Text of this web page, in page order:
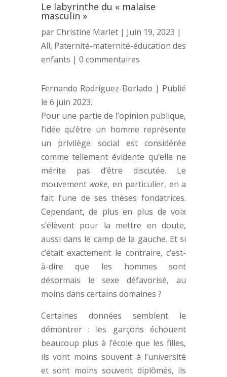
Le labyrinthe du « malaise
masculin »
parChristine Marlet| Juin 19, 2023 |
All, Paternité-maternité-éducation des
enfants | 0 commentaires
Fernando Rodríguez-Borlado | Publié
le 6 juin 2023.
Pour une partie de l’opinion publique,
l’idée qu’être un homme représente
un privilège social est considérée
comme tellement évidente qu’elle ne
mérite pas d’être discutée. Le
mouvement woke, en particulier, en a
fait l’une de ses thèses fondatrices.
Cependant, de plus en plus de voix
s’élèvent pour la mettre en doute,
aussi dans le camp de la gauche. Et si
c’était exactement le contraire, c’est-
à-dire que les hommes sont
désormais le sexe défavorisé, au
moins dans certains domaines ?
Certaines données semblent le
démontrer : les garçons échouent
beaucoup plus à l’école que les filles,
ils vont moins souvent à l’université
et sont moins souvent diplômés, ils